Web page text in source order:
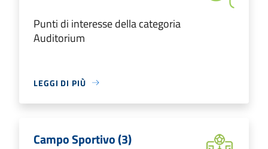
Punti di interesse della categoria
Auditorium
LEGGI DI PIÙ
Campo Sportivo (3)